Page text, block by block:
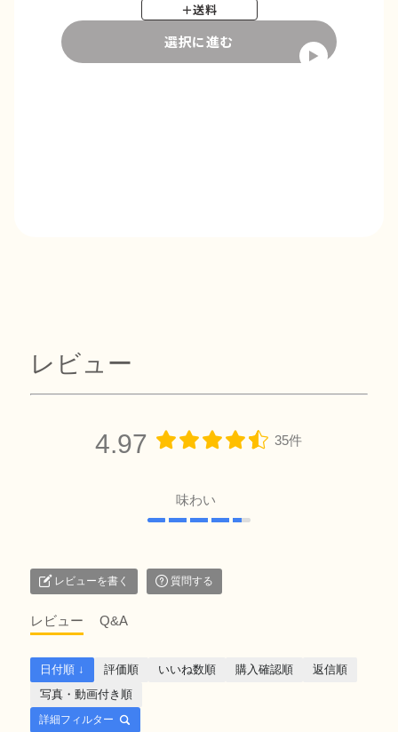
＋送料
選択に進む
レビュー
4.97 35件
味わい
レビューを書く 質問する
レビュー Q&A
詳細フィルター
日付順 ↓ 評価順 いいね数順 購入確認順
返信順
写真・動画付き順